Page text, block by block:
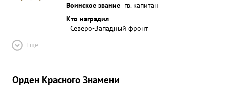
Воинское звание гв. капитан
Кто наградил
Северо-Западный фронт
Ещё
Орден Красного Знамени